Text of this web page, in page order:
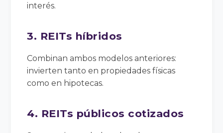
interés.
3. REITs híbridos
Combinan ambos modelos anteriores:
invierten tanto en propiedades físicas
como en hipotecas.
4. REITs públicos cotizados